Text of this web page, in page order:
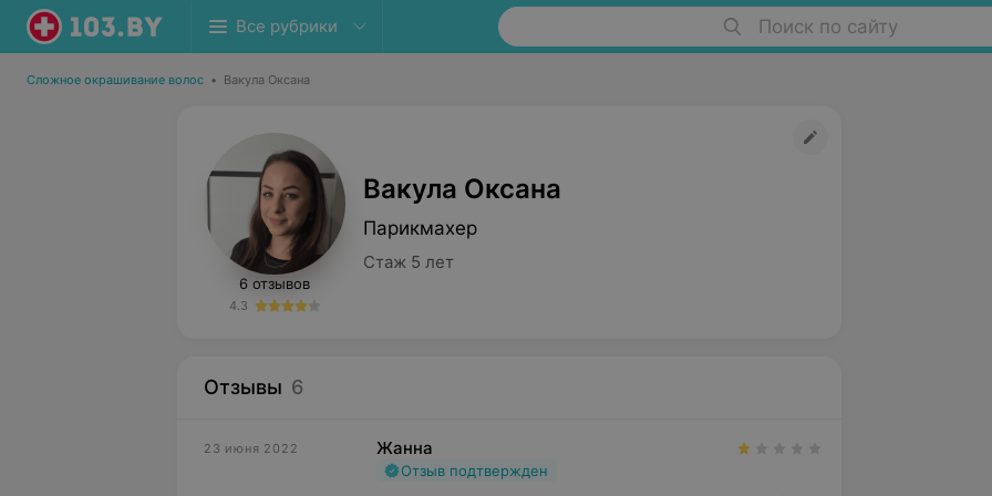
Все рубрики Поиск по сайту
Сложное окрашивание волос • Вакула Оксана
6 отзывов
4.3
Вакула Оксана
Парикмахер
Стаж 5 лет
Отзывы 6
23 июня 2022 Жанна
Отзыв подтвержден